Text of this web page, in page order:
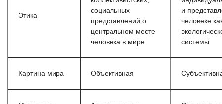
Этика
социальных
представлений о
центральном месте
человека в мире
и
человеке
системы
Картина мира Объективная